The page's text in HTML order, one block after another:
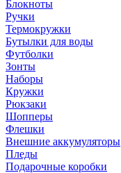
Блокноты
Ручки
Термокружки
Бутылки для воды
Футболки
Зонты
Наборы
Кружки
Рюкзаки
Шопперы
Флешки
Внешние аккумуляторы
Пледы
Подарочные коробки